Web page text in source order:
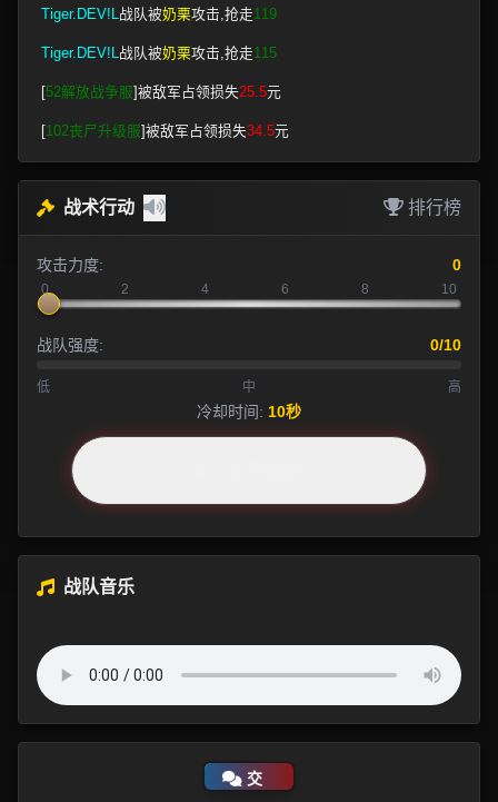
交
Tiger.DEV!L战队被奶栗攻击,抢走119
Tiger.DEV!L战队被奶栗攻击,抢走115
[52解放战争服]被敌军占领损失25.5元
[102丧尸升级服]被敌军占领损失34.5元
战术行动 排行榜
攻击力度: 0
0 2 4 6 8 10
战队强度: 0/10
低 中 高
冷却时间: 10秒
战队音乐